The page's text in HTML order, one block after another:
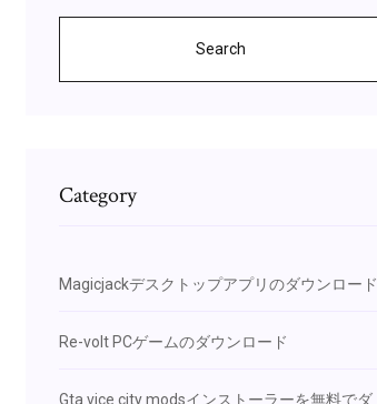
Search
Category
Magicjackデスクトップアプリのダウンロード
Re-volt PCゲームのダウンロード
Gta vice city modsインストーラーを無料でダ